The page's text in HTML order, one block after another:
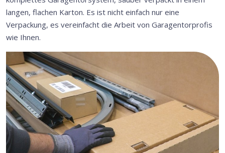
langen, flachen Karton. Es ist nicht einfach nur eine
Verpackung, es vereinfacht die Arbeit von Garagentorprofis
wie Ihnen.